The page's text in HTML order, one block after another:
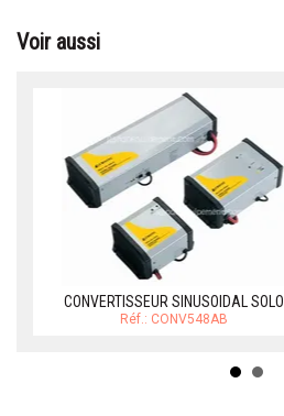
Voir aussi
CONVERTISSEUR SINUSOIDAL SOLO
Réf.: CONV548AB